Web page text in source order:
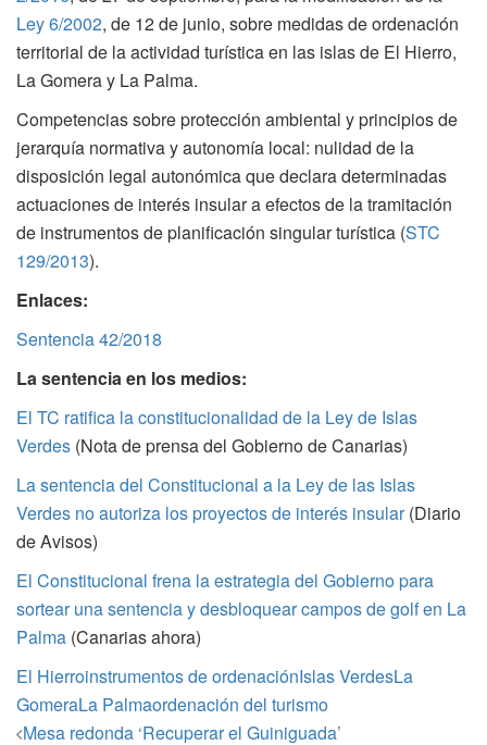
Ley 6/2002, de 12 de junio, sobre medidas de ordenación
territorial de la actividad turística en las islas de El Hierro,
La Gomera y La Palma.
Competencias sobre protección ambiental y principios de
jerarquía normativa y autonomía local: nulidad de la
disposición legal autonómica que declara determinadas
actuaciones de interés insular a efectos de la tramitación
de instrumentos de planificación singular turística (STC
129/2013).
Enlaces:
Sentencia 42/2018
La sentencia en los medios:
El TC ratifica la constitucionalidad de la Ley de Islas
Verdes (Nota de prensa del Gobierno de Canarias)
La sentencia del Constitucional a la Ley de las Islas
Verdes no autoriza los proyectos de interés insular(Diario
de Avisos)
El Constitucional frena la estrategia del Gobierno para
sortear una sentencia y desbloquear campos de golf en La
Palma (Canarias ahora)
El Hierroinstrumentos de ordenaciónIslas VerdesLa
GomeraLa Palmaordenación del turismo
Navegación
Mesa redonda ‘Recuperar el Guiniguada’